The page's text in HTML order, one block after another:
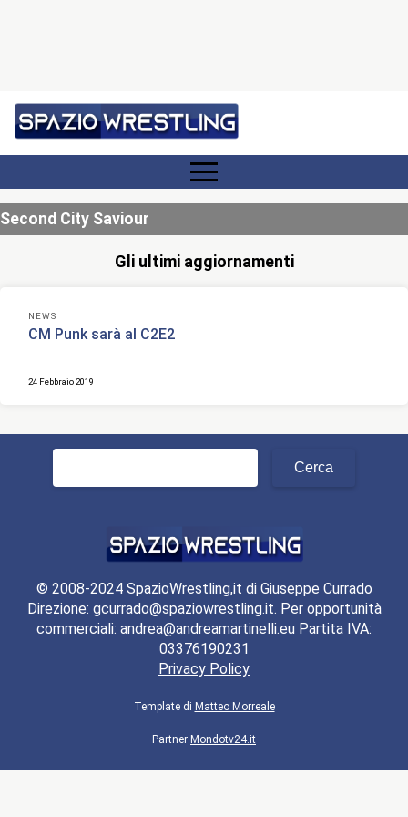
Second City Saviour
Gli ultimi aggiornamenti
NEWS
CM Punk sarà al C2E2
24 Febbraio 2019
Ricerca
© 2008-2024 SpazioWrestling,it di Giuseppe Currado
Direzione: gcurrado@spaziowrestling.it. Per opportunità
commerciali: andrea@andreamartinelli.eu Partita IVA:
03376190231
Privacy Policy
Template di Matteo Morreale
Partner Mondotv24.it